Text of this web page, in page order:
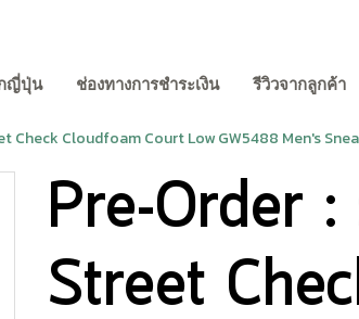
กญี่ปุ่น ช่องทางการชำระเงิน รีวิวจากลูกค้า
Check Cloudfoam Court Low GW5488 Men's
Pre-Order :
Street